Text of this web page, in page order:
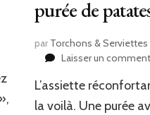
purée de
par Torchons & Serviettes
Laisser un
L’assiette
la voilà. Une purée